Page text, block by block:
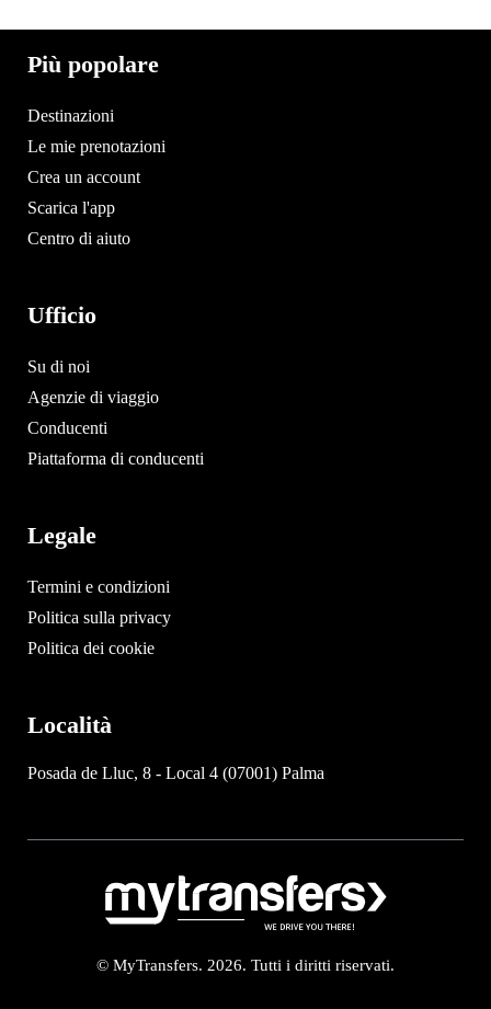
Più popolare
Destinazioni
Le mie prenotazioni
Crea un account
Scarica l'app
Centro di aiuto
Ufficio
Su di noi
Agenzie di viaggio
Conducenti
Piattaforma di conducenti
Legale
Termini e condizioni
Politica sulla privacy
Politica dei cookie
Località
Posada de Lluc, 8 - Local 4 (07001) Palma
© MyTransfers. 2026. Tutti i diritti riservati.